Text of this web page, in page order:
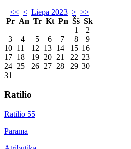
<< < Liepa 2023 > >>
Pr An Tr Kt Pn Šš Sk
1
2
3
4 5 6 7 8
9
10 11 12 13 14 15 16
17 18 19 20 21 22 23
24 25 26 27 28 29 30
31
Ratilio
Ratilio 55
Parama